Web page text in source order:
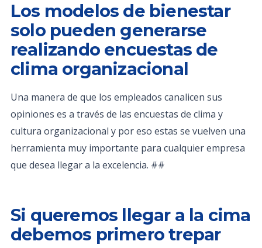
Los modelos de bienestar
solo pueden generarse
realizando encuestas de
clima organizacional
Una manera de que los empleados canalicen sus
opiniones es a través de las encuestas de clima y
cultura organizacional y por eso estas se vuelven una
herramienta muy importante para cualquier empresa
que desea llegar a la excelencia. ##
Si queremos llegar a la cima
debemos primero trepar